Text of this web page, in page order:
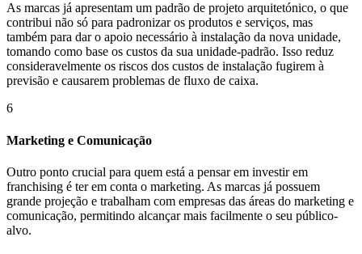
As marcas já apresentam um padrão de projeto arquitetónico, o que
contribui não só para padronizar os produtos e serviços, mas
também para dar o apoio necessário à instalação da nova unidade,
tomando como base os custos da sua unidade-padrão. Isso reduz
consideravelmente os riscos dos custos de instalação fugirem à
previsão e causarem problemas de fluxo de caixa.
6
Marketing e Comunicação
Outro ponto crucial para quem está a pensar em investir em
franchising é ter em conta o marketing. As marcas já possuem
grande projeção e trabalham com empresas das áreas do marketing e
comunicação, permitindo alcançar mais facilmente o seu público-
alvo.